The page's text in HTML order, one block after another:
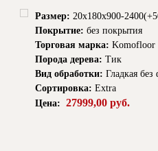
Размер: 20x180x900-
Покрытие: без покрытия
Торговая марка: Komofloor
Порода дерева: Тик
Вид обработки: Гладкая без
Сортировка: Extra
Цена: 27999,00 руб.